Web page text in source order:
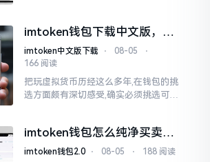
的东西吗?
imtoken钱包下载中文版，老
玩家手把手教你避坑
imtoken中文版下载 ⋅ 08-05
⋅
166 阅读
把玩虚拟货币历经这么多年,在钱包的挑
选方面颇有深切感受,确实必须挑选可靠
些繁杂的设计
imtoken钱包怎么纯净买卖匹
配？老手告诉你门道
imtoken钱包2.0 ⋅ 08-05 ⋅ 188 阅读